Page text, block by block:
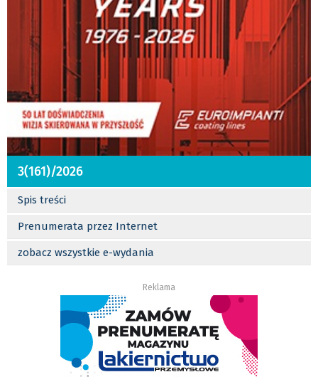
3(161)/2026
Spis treści
Prenumerata przez Internet
zobacz wszystkie e-wydania
Reklama